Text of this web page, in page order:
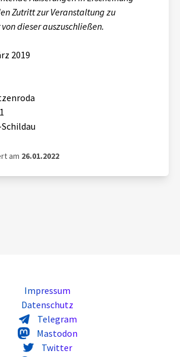
Zutritt zur Veranstaltung zu
dieser auszuschließen.
2019
am 26.01.2022
Impressum
Datenschutz
Telegram
Mastodon
Twitter